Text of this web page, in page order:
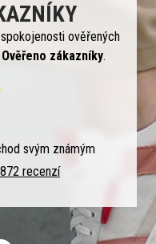
ověřených
zákazníky.
svým známým
recenzí